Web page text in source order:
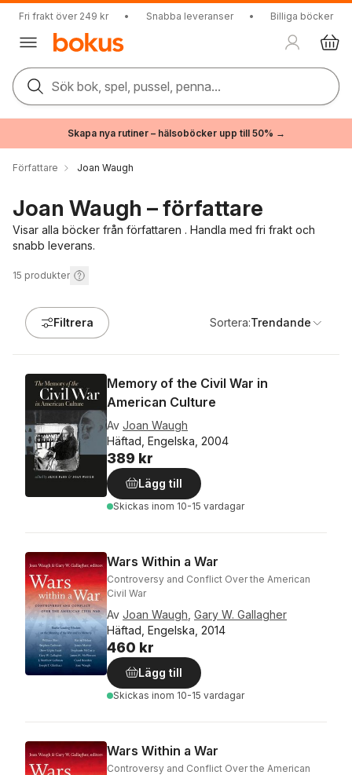
Fri frakt över 249 kr • Snabba leveranser • Billiga böcker
Sök bok, spel, pussel, penna...
Skapa nya rutiner – hälsoböcker upp till 50% →
Författare Joan Waugh
Joan Waugh – författare
Visar alla böcker från författaren . Handla med fri frakt och
snabb leverans.
15 produkter
Filtrera Sortera:Trendande
Memory of the Civil War in
American Culture
Av Joan Waugh
Häftad, Engelska, 2004
389 kr
Lägg till
Skickas inom 10-15 vardagar
Wars Within a War
Controversy and Conflict Over the American
Civil War
Av Joan Waugh Gary W. Gallagher
Häftad, Engelska, 2014
460 kr
Lägg till
Skickas inom 10-15 vardagar
Wars Within a War
Controversy and Conflict Over the American